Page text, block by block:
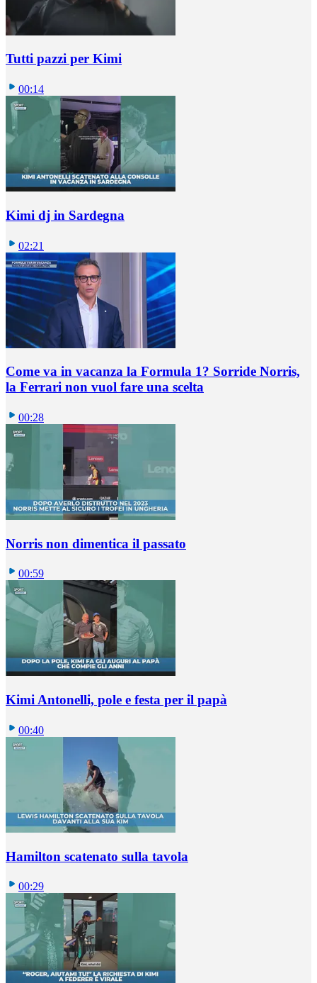
Tutti pazzi per Kimi
00:14
Kimi dj in Sardegna
02:21
Come va in vacanza la Formula 1? Sorride Norris,
la Ferrari non vuol fare una scelta
00:28
Norris non dimentica il passato
00:59
Kimi Antonelli, pole e festa per il papà
00:40
Hamilton scatenato sulla tavola
00:29